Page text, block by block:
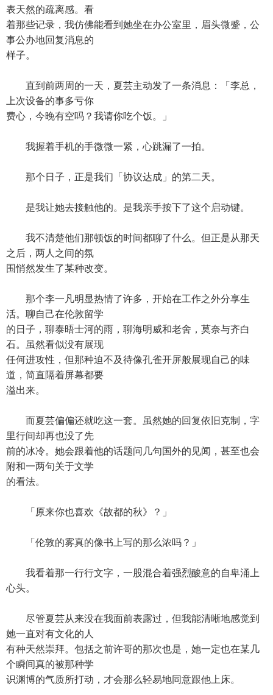
表天然的疏离感。看
着那些记录，我仿佛能看到她坐在办公室里，眉头微蹙，公
事公办地回复消息的
样子。
直到前两周的一天，夏芸主动发了一条消息：「李总，
上次设备的事多亏你
费心，今晚有空吗？我请你吃个饭。」
我握着手机的手微微一紧，心跳漏了一拍。
那个日子，正是我们「协议达成」的第二天。
是我让她去接触他的。是我亲手按下了这个启动键。
我不清楚他们那顿饭的时间都聊了什么。但正是从那天
之后，两人之间的氛
围悄然发生了某种改变。
那个李一凡明显热情了许多，开始在工作之外分享生
活。聊自己在伦敦留学
的日子，聊泰晤士河的雨，聊海明威和老舍，莫奈与齐白
石。虽然看似没有展现
任何进攻性，但那种迫不及待像孔雀开屏般展现自己的味
道，简直隔着屏幕都要
溢出来。
而夏芸偏偏还就吃这一套。虽然她的回复依旧克制，字
里行间却再也没了先
前的冰冷。她会跟着他的话题问几句国外的见闻，甚至也会
附和一两句关于文学
的看法。
「原来你也喜欢《故都的秋》？」
「伦敦的雾真的像书上写的那么浓吗？」
我看着那一行行文字，一股混合着强烈酸意的自卑涌上
心头。
尽管夏芸从来没在我面前表露过，但我能清晰地感觉到
她一直对有文化的人
有种天然崇拜。包括之前许哥的那次也是，她一定也在某几
个瞬间真的被那种学
识渊博的气质所打动，才会那么轻易地同意跟他上床。